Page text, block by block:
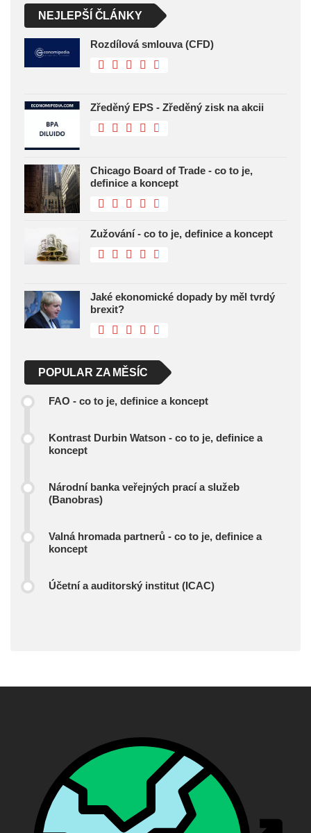
NEJLEPŠÍ ČLÁNKY
Rozdílová smlouva (CFD)
Zředěný EPS - Zředěný zisk na akcii
Chicago Board of Trade - co to je,
definice a koncept
Zužování - co to je, definice a koncept
Jaké ekonomické dopady by měl tvrdý
brexit?
POPULAR ZA MĚSÍC
FAO - co to je, definice a koncept
Kontrast Durbin Watson - co to je, definice a
koncept
Národní banka veřejných prací a služeb
(Banobras)
Valná hromada partnerů - co to je, definice a
koncept
Účetní a auditorský institut (ICAC)